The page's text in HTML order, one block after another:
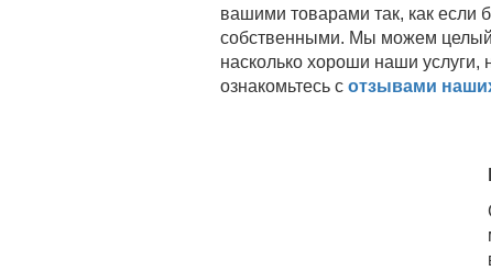
вашими товарами так, как
собственными. Мы можем целый
насколько хороши наши услуги,
ознакомьтесь с отзывами